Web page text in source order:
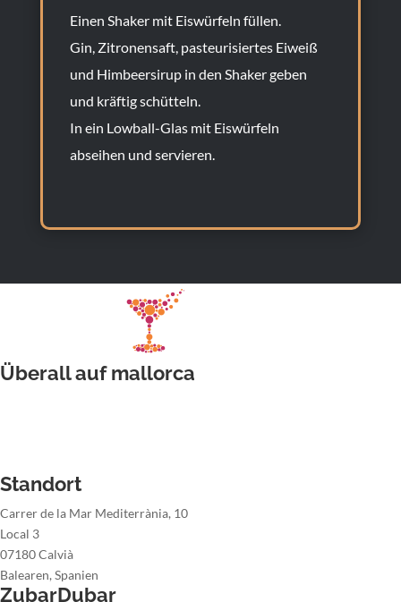
Einen Shaker mit Eiswürfeln füllen.
Gin, Zitronensaft, pasteurisiertes Eiweiß
und Himbeersirup in den Shaker geben
und kräftig schütteln.
In ein Lowball-Glas mit Eiswürfeln
abseihen und servieren.
Überall auf mallorca
Standort
Carrer de la Mar Mediterrània, 10
Local 3
07180 Calvià
Balearen, Spanien
ZubarDubar